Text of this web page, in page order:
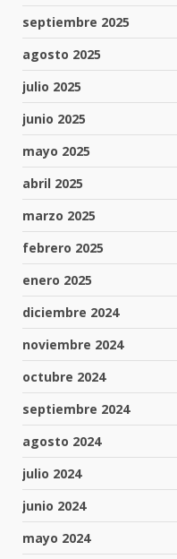
septiembre 2025
agosto 2025
julio 2025
junio 2025
mayo 2025
abril 2025
marzo 2025
febrero 2025
enero 2025
diciembre 2024
noviembre 2024
octubre 2024
septiembre 2024
agosto 2024
julio 2024
junio 2024
mayo 2024